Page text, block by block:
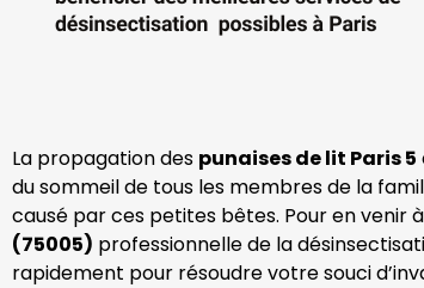
La propagation des punaises de lit Paris 5
du sommeil de tous les membres de la
causé par ces petites bêtes. Pour en venir
(75005) professionnelle de la
rapidement pour résoudre votre souci